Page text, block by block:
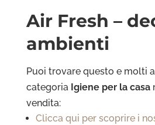
Air Fresh –
ambienti
Puoi trovare questo e molti
categoria Igiene per la casa
vendita:
Clicca qui per scoprire i